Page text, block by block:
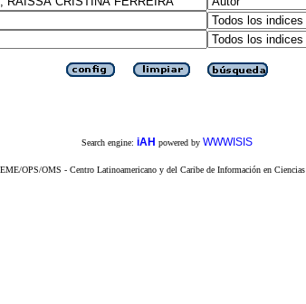
Search engine: iAH powered by WWWISIS
OPS/OMS - Centro Latinoamericano y del Caribe de Información en